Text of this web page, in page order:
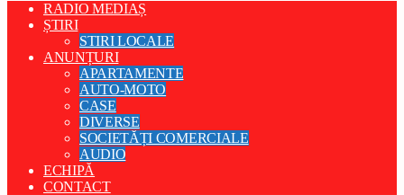
RADIO MEDIAȘ
ȘTIRI
STIRI LOCALE
ANUNȚURI
APARTAMENTE
AUTO-MOTO
CASE
DIVERSE
SOCIETĂȚI COMERCIALE
AUDIO
ECHIPĂ
CONTACT